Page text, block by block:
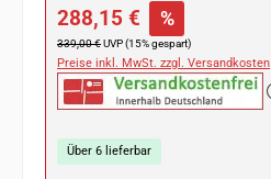
Verkaufspreis:
288,15 € %
Regulärer Preis:
339,00 €UVP (15% gespart)
Preise inkl. MwSt. zzgl. Versandkosten
Über 6 lieferbar